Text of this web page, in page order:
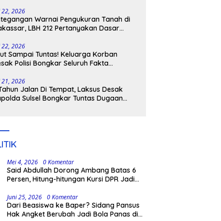
22, 2026
Warnai Pengukuran Tanah di
LBH 212 Pertanyakan Dasar
22, 2026
Sampai Tuntas! Keluarga Korban
Polisi Bongkar Seluruh Fakta
21, 2026
Jalan Di Tempat, Laksus Desak
Sulsel Bongkar Tuntas Dugaan
Mei 4, 2026 0 Komentar
Said Abdullah Dorong Ambang Batas 6
Persen, Hitung-hitungan Kursi DPR Jadi
Juni 25, 2026 0 Komentar
Dari Beasiswa ke Baper? Sidang Pansus
Hak Angket Berubah Jadi Bola Panas di